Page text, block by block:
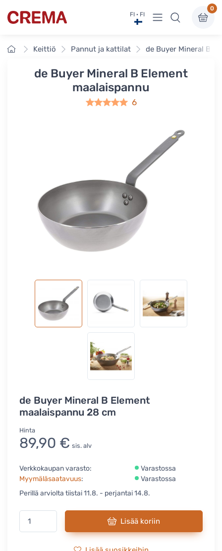
Crema FI · FI Näytä valikko
0
EtusivuKeittiö Pannut ja kattilat de Buyer Mineral B
de Buyer Mineral B Element
maalaispannu
6
de Buyer Mineral B Element
maalaispannu 28 cm
Hinta
89,90 € sis. alv
Verkkokaupan varasto:
Varastossa
Myymäläsaatavuus:
Varastossa
Perillä arviolta tiistai 11.8. - perjantai 14.8.
Lisää koriin